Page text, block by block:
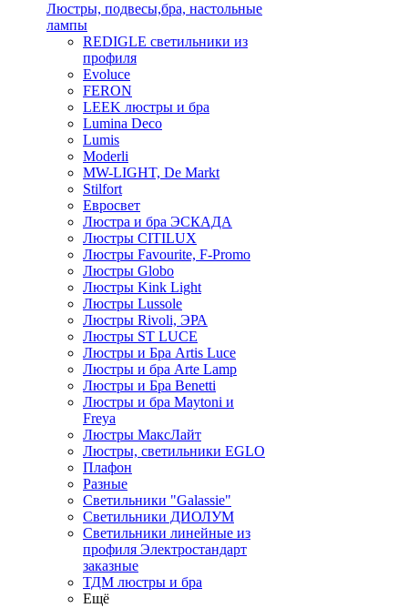
Люстры, подвесы,бра, настольные
лампы
REDIGLE светильники из
профиля
Evoluce
FERON
LEEK люстры и бра
Lumina Deco
Lumis
Moderli
MW-LIGHT, De Markt
Stilfort
Евросвет
Люстра и бра ЭСКАДА
Люстры CITILUX
Люстры Favourite, F-Promo
Люстры Globo
Люстры Kink Light
Люстры Lussole
Люстры Rivoli, ЭРА
Люстры ST LUCE
Люстры и Бра Artis Luce
Люстры и бра Arte Lamp
Люстры и Бра Benetti
Люстры и бра Maytoni и
Freya
Люстры МаксЛайт
Люстры, светильники EGLO
Плафон
Разные
Светильники "Galassie"
Светильники ДИОЛУМ
Светильники линейные из
профиля Электростандарт
заказные
ТДМ люстры и бра
Ещё